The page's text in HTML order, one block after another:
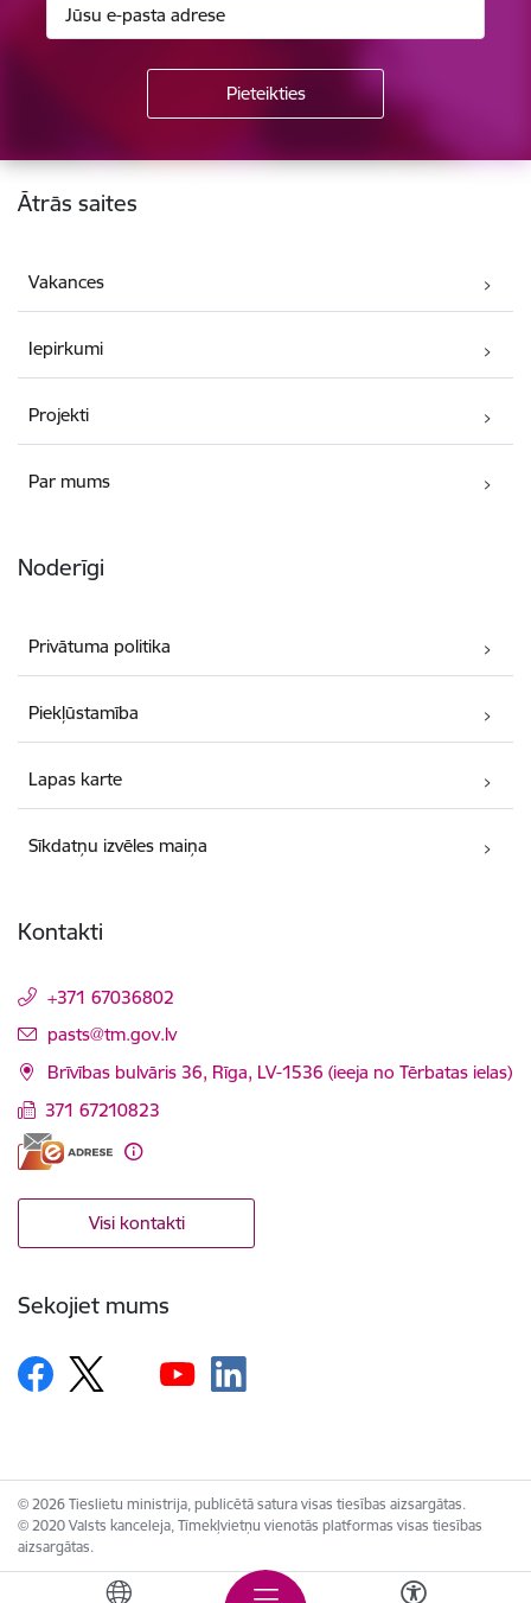
Kājene
Ātrās saites
Vakances
Iepirkumi
Projekti
Par mums
Noderīgi
Privātuma politika
Piekļūstamība
Lapas karte
Sīkdatņu izvēles maiņa
Kontakti
+371 67036802
E-pasts:
pasts@tm.gov.lv
Brīvības bulvāris 36, Rīga, LV-1536 (ieeja no Tērbatas ielas)
371 67210823
Visi kontakti
Sekojiet mums
© 2026 Tieslietu ministrija, publicētā satura visas tiesības aizsargātas.
© 2020 Valsts kanceleja, Tīmekļvietņu vienotās platformas visas tiesības
aizsargātas.